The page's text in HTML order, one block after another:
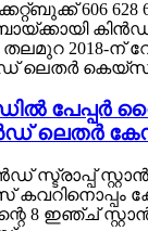
പേപ്പർ
ലെതർ